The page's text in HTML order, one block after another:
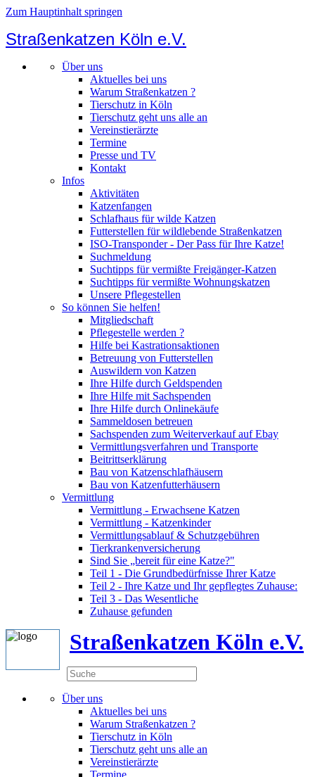
Zum Hauptinhalt springen
Straßenkatzen Köln e.V.
Über uns
Aktuelles bei uns
Warum Straßenkatzen ?
Tierschutz in Köln
Tierschutz geht uns alle an
Vereinstierärzte
Termine
Presse und TV
Kontakt
Infos
Aktivitäten
Katzenfangen
Schlafhaus für wilde Katzen
Futterstellen für wildlebende Straßenkatzen
ISO-Transponder - Der Pass für Ihre Katze!
Suchmeldung
Suchtipps für vermißte Freigänger-Katzen
Suchtipps für vermißte Wohnungskatzen
Unsere Pflegestellen
So können Sie helfen!
Mitgliedschaft
Pflegestelle werden ?
Hilfe bei Kastrationsaktionen
Betreuung von Futterstellen
Auswildern von Katzen
Ihre Hilfe durch Geldspenden
Ihre Hilfe mit Sachspenden
Ihre Hilfe durch Onlinekäufe
Sammeldosen betreuen
Sachspenden zum Weiterverkauf auf Ebay
Vermittlungsverfahren und Transporte
Beitrittserklärung
Bau von Katzenschlafhäusern
Bau von Katzenfutterhäusern
Vermittlung
Vermittlung - Erwachsene Katzen
Vermittlung - Katzenkinder
Vermittlungsablauf & Schutzgebühren
Tierkrankenversicherung
Sind Sie „bereit für eine Katze?"
Teil 1 - Die Grundbedürfnisse Ihrer Katze
Teil 2 - Ihre Katze und Ihr gepflegtes Zuhause:
Teil 3 - Das Wesentliche
Zuhause gefunden
Straßenkatzen Köln e.V.
Über uns
Aktuelles bei uns
Warum Straßenkatzen ?
Tierschutz in Köln
Tierschutz geht uns alle an
Vereinstierärzte
Termine